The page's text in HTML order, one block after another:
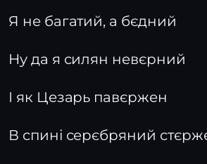
Я не багатий, а бєдний
Ну да я силян невєрний
І як Цезарь павєржен
В спині серєбряний